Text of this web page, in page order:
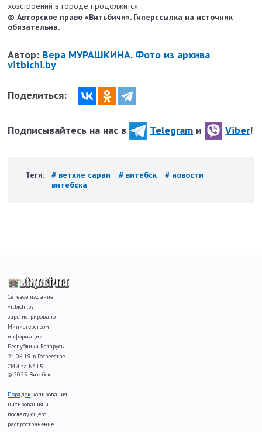
хозстроений в городе продолжится.
© Авторское право «Витьбичи». Гиперссылка на источник
обязательна.
Автор: Вера МУРАШКИНА. Фото из архива
vitbichi.by
Поделиться:
Подписывайтесь на нас в Telegram и Viber!
Теги: # ветхие сараи # витебск
# новости
витебска
Сетевое издание
vitbichi.by
зарегистрировано
Министерством
информации
Республики Беларусь
24.06.19 в Госреестре
СМИ за № 15.
© 2025 Витебск
Порядок копирования,
цитирования и
последующего
распространение